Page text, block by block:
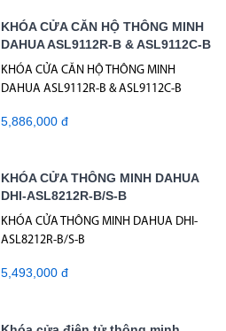
KHÓA CỬA CĂN HỘ THÔNG MINH
DAHUA ASL9112R-B & ASL9112C-B
KHÓA CỬA CĂN HỘ THÔNG MINH
DAHUA ASL9112R-B & ASL9112C-B
5,886,000 đ
KHÓA CỬA THÔNG MINH DAHUA
DHI-ASL8212R-B/S-B
KHÓA CỬA THÔNG MINH DAHUA DHI-
ASL8212R-B/S-B
5,493,000 đ